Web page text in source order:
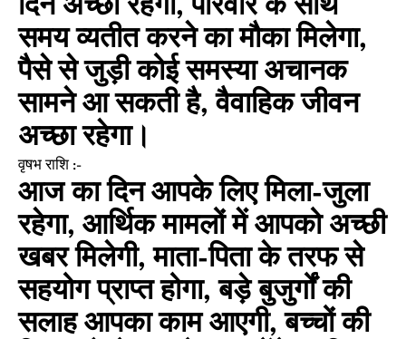
दिन अच्छा रहेगा, परिवार के साथ
समय व्यतीत करने का मौका मिलेगा,
पैसे से जुड़ी कोई समस्या अचानक
सामने आ सकती है, वैवाहिक जीवन
अच्छा रहेगा।
वृषभ राशि :-
आज का दिन आपके लिए मिला-जुला
रहेगा, आर्थिक मामलों में आपको अच्छी
खबर मिलेगी, माता-पिता के तरफ से
सहयोग प्राप्त होगा, बड़े बुजुर्गों की
सलाह आपका काम आएगी, बच्चों की